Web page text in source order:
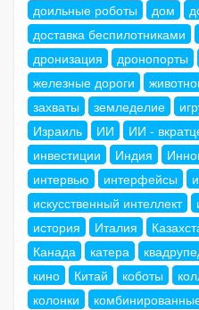
доильные роботы
дом
доставка беспилотниками
дронизация
дронопорты
железные дороги
захваты
земледелие
Израиль
ИИ ИИ -
инвестиции
Индия
интервью
интерфейсы
искусственный интеллект
история
Италия
Канада
катера
кино
Китай коботы
колонки